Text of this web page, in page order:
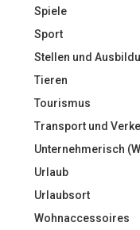
Spiele
Sport
Stellen und
Tieren
Tourismus
Transport und
Unternehmerisch
Urlaub
Urlaubsort
Wohnaccessoires